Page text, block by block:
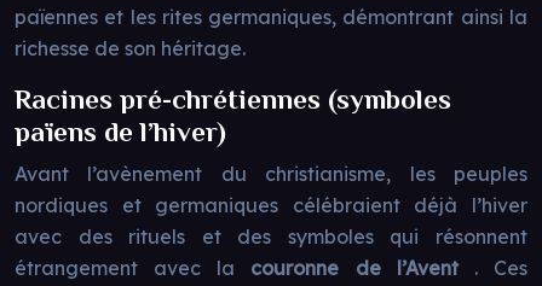
païennes et les rites germaniques, démontrant ainsi la
richesse de son héritage.
Racines pré-chrétiennes (symboles
païens de l’hiver)
Avant l’avènement du christianisme, les peuples
nordiques et germaniques célébraient déjà l’hiver
avec des rituels et des symboles qui résonnent
étrangement avec la couronne de l’Avent . Ces